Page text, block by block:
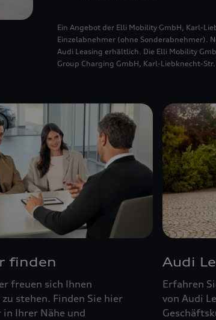
Ein Angebot der Elli Mobility GmbH, Karl-
Einzelabnehmer (ohne Sonderabnehmer).
Audi Leasing erhältlich. Die Elli Mobility
Group Charging GmbH, Karl-Liebknecht-
finden
freuen sich Ihnen
stehen. Finden Sie hier
Ihrer Nähe und
Audi
Erfahren
von Audi